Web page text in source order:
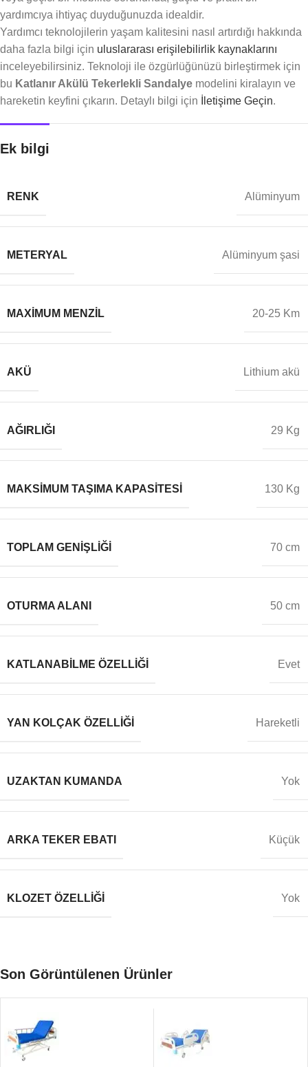
yardımcıya ihtiyaç duyduğunuzda idealdir.
Yardımcı teknolojilerin yaşam kalitesini nasıl artırdığı hakkında
daha fazla bilgi için uluslararası erişilebilirlik kaynaklarını
inceleyebilirsiniz. Teknoloji ile özgürlüğünüzü birleştirmek için
bu Katlanır Akülü Tekerlekli Sandalye modelini kiralayın ve
hareketin keyfini çıkarın. Detaylı bilgi için
İletişime Geçin.
Ek bilgi
RENK Alüminyum
METERYAL Alüminyum şasi
MAXIMUM MENZIL 20-25 Km
AKÜ Lithium akü
AĞIRLIĞI 29 Kg
MAKSIMUM TAŞIMA KAPASITESI 130 Kg
TOPLAM GENIŞLIĞI 70 cm
OTURMA ALANI 50 cm
KATLANABILME ÖZELLIĞI Evet
YAN KOLÇAK ÖZELLIĞI Hareketli
UZAKTAN KUMANDA Yok
ARKA TEKER EBATI Küçük
KLOZET ÖZELLIĞI Yok
Son Görüntülenen Ürünler